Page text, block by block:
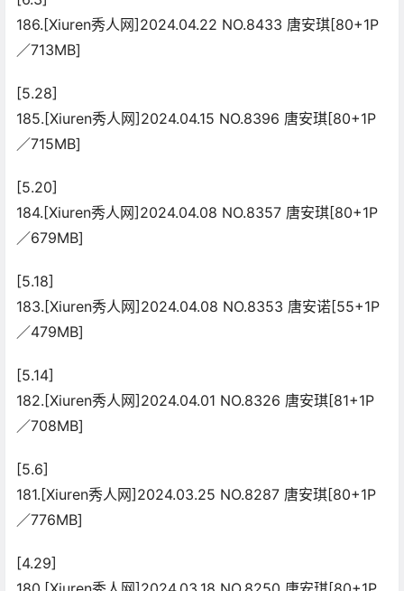
186.[Xiuren秀人网]2024.04.22 NO.8433 唐安琪[80+1P
／713MB]
[5.28]
185.[Xiuren秀人网]2024.04.15 NO.8396 唐安琪[80+1P
／715MB]
[5.20]
184.[Xiuren秀人网]2024.04.08 NO.8357 唐安琪[80+1P
／679MB]
[5.18]
183.[Xiuren秀人网]2024.04.08 NO.8353 唐安诺[55+1P
／479MB]
[5.14]
182.[Xiuren秀人网]2024.04.01 NO.8326 唐安琪[81+1P
／708MB]
[5.6]
181.[Xiuren秀人网]2024.03.25 NO.8287 唐安琪[80+1P
／776MB]
[4.29]